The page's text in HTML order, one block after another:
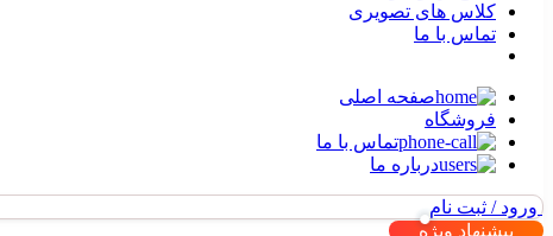
کلاس های تصویری
تماس با ما
صفحه اصلی
فروشگاه
تماس با ما
درباره ما
ورود / ثبت نام
پیشنهاد ویژه